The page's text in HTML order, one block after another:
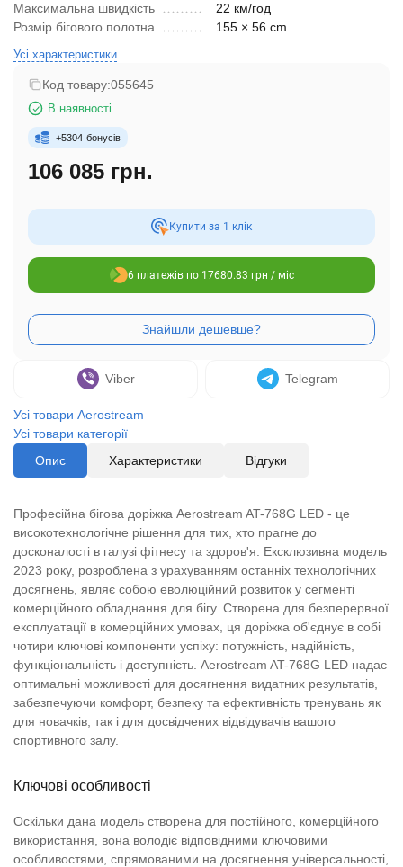
Максимальна швидкість
22 км/год
Розмір бігового полотна
155 × 56 cm
Усі характеристики
Код товару:055645
В наявності
+5304 бонусів
106 085 грн.
Купити за 1 клiк
6 платежів по 17680.83 грн / міс
Viber Telegram
Усі товари Aerostream
Усі товари категорії
Опис
Характеристики Відгуки
Професійна бігова доріжка Aerostream AT-768G LED - це
високотехнологічне рішення для тих, хто прагне до
досконалості в галузі фітнесу та здоров'я. Ексклюзивна модель
2023 року, розроблена з урахуванням останніх технологічних
досягнень, являє собою еволюційний розвиток у сегменті
комерційного обладнання для бігу. Створена для безперервної
експлуатації в комерційних умовах, ця доріжка об'єднує в собі
чотири ключові компоненти успіху: потужність, надійність,
функціональність і доступність. Aerostream AT-768G LED надає
оптимальні можливості для досягнення видатних результатів,
забезпечуючи комфорт, безпеку та ефективність тренувань як
для новачків, так і для досвідчених відвідувачів вашого
спортивного залу.
Ключові особливості
Оскільки дана модель створена для постійного, комерційного
використання, вона володіє відповідними ключовими
особливостями, спрямованими на досягнення універсальності,